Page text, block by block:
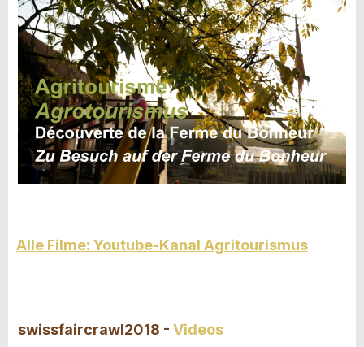
Alle Filme: Youtube-Kanal Agritourismus
swissfaircrawl2018 - Videos